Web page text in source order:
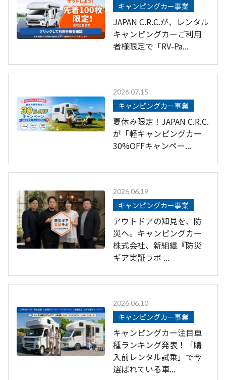
キャンピングカー事業
JAPAN C.R.C.が、レンタル
キャンピングカーご利用
者様限定で「RV-Pa...
2026.07.15
キャンピングカー事業
夏休み限定！JAPAN C.R.C.
が「軽キャンピングカー
30%OFFキャンペー...
2026.06.19
キャンピングカー事業
アウトドアの知見を、防
災へ。キャンピングカー
株式会社、新組織『防災
ギア実証ラボ ...
2026.06.10
キャンピングカー事業
キャンピングカー注目車
種ランキング発表！「購
入前レンタル試乗」で今
選ばれている車...